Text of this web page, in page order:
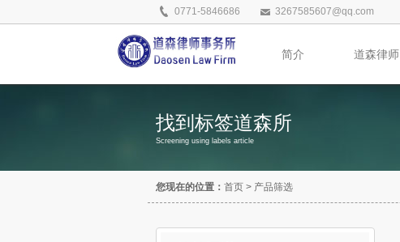
0771-5846686 3267585607@qq.com
简介 道森律师
找到标签道森所
Screening using labels article
您现在的位置： 首页 > 产品筛选